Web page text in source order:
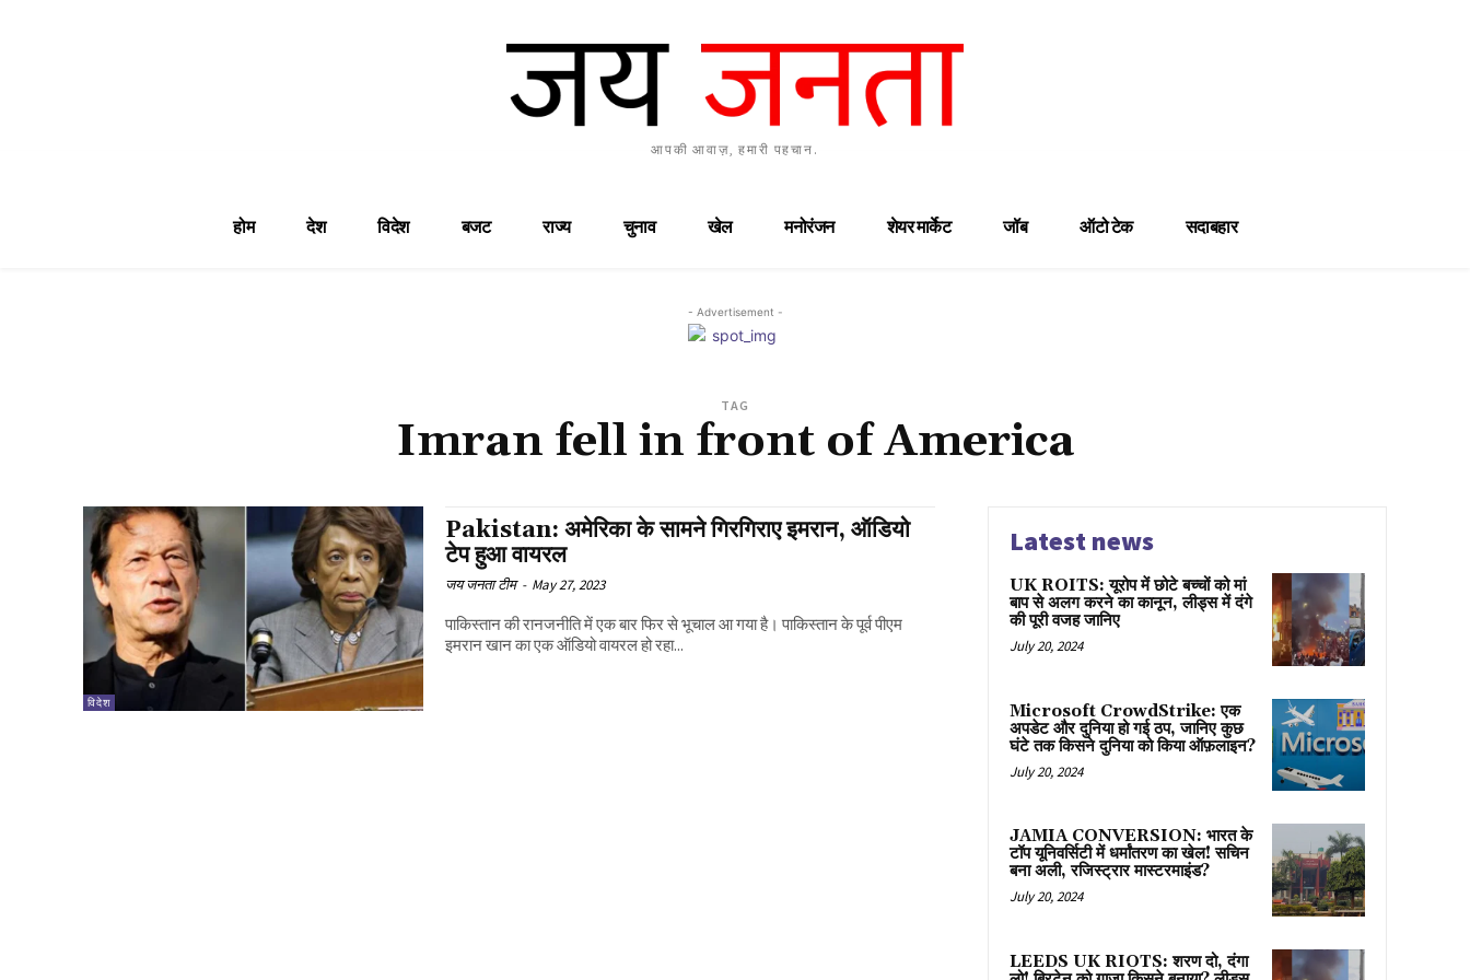
आपकी आवाज़, हमारी पहचान.
होम देश विदेश बजट राज्य चुनाव खेल मनोरंजन शेयर मार्केट जॉब ऑटो टेक सदाबहार
- Advertisement -
TAG
Imran fell in front of America
विदेश
Pakistan: अमेरिका के सामने गिरगिराए इमरान, ऑडियो
टेप हुआ वायरल
जय जनता टीम - May 27, 2023
पाकिस्तान की रानजनीति में एक बार फिर से भूचाल आ गया है। पाकिस्तान के पूर्व पीएम
इमरान खान का एक ऑडियो वायरल हो रहा...
Latest news
UK ROITS: यूरोप में छोटे बच्चों को मां
बाप से अलग करने का कानून, लीड्स में दंगे
की पूरी वजह जानिए
July 20, 2024
Microsoft CrowdStrike: एक
अपडेट और दुनिया हो गई ठप, जानिए कुछ
घंटे तक किसने दुनिया को किया ऑफ़लाइन?
July 20, 2024
JAMIA CONVERSION: भारत के
टॉप यूनिवर्सिटी में धर्मांतरण का खेल! सचिन
बना अली, रजिस्ट्रार मास्टरमाइंड?
July 20, 2024
LEEDS UK RIOTS: शरण दो, दंगा